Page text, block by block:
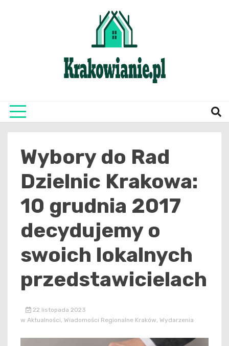
Wybory do Rad
Dzielnic Krakowa:
10 grudnia 2017
decydujemy o
swoich lokalnych
przedstawicielach
22 listopada 2023
w Aktualności, Wiadomości Regionalne Kraków, Wydarzenia